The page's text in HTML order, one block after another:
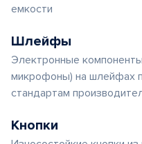
емкости
Шлейфы
Электронные
микрофоны) на шлейфах
стандартам
Кнопки